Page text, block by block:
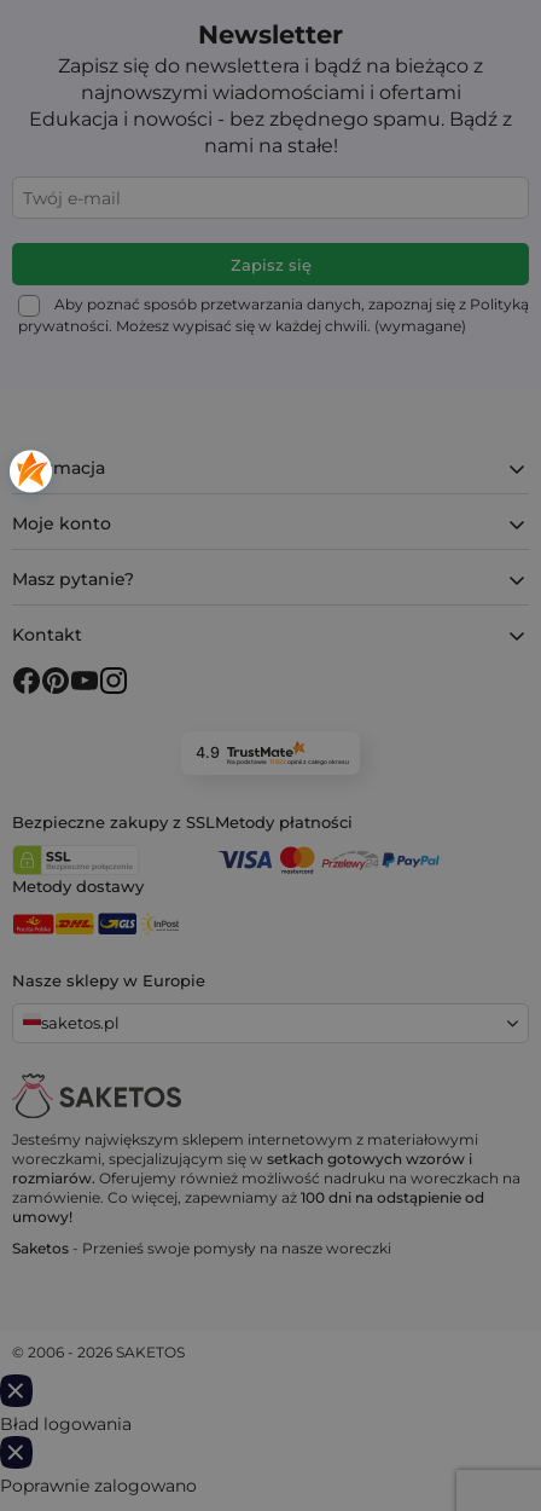
Newsletter
Zapisz się do newslettera i bądź na bieżąco z
najnowszymi wiadomościami i ofertami
Edukacja i nowości - bez zbędnego spamu. Bądź z
nami na stałe!
Aby poznać sposób przetwarzania danych, zapoznaj się z Polityką
prywatności. Możesz wypisać się w każdej chwili. (wymagane)
Jesteśmy największym sklepem internetowym z materiałowymi
woreczkami, specjalizującym się w setkach gotowych wzorów i
rozmiarów. Oferujemy również możliwość nadruku na woreczkach na
zamówienie. Co więcej, zapewniamy aż 100 dni na odstąpienie od
umowy!
Saketos - Przenieś swoje pomysły na nasze woreczki
Nasze sklepy w Europie
saketos.pl
Informacja
Moje konto
Masz pytanie?
Kontakt
4.9
Na podstawie 11 922opiniiz całego okresu
Bezpieczne zakupy z SSL Metody płatności
Metody dostawy
© 2006 - 2026 SAKETOS
Bład logowania
Poprawnie zalogowano